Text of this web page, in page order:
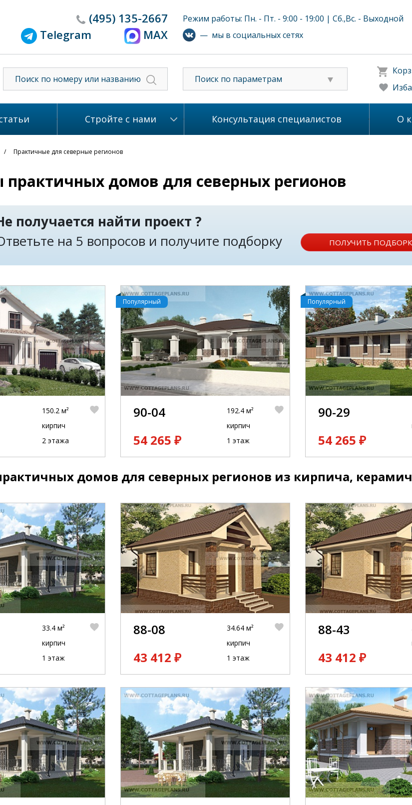
(495) 135-2667
Telegram
MAX
Режим работы: Пн. - Пт. - 9:00 - 19:00 | Сб.,Вс. - Выходной
— мы в социальных сетях
Поиск по параметрам
Стройте с нами Консультация специалистов О
Практичные для северные регионов
практичных домов для северных регионов
получается найти проект ?
на 5 вопросов и получите подборку
ПОЛУЧИТЬ
150.2 м²
кирпич
2 этажа
Популярный
90-04
54 265 ₽
192.4 м²
кирпич
1 этаж
Популярный
90-29
54 265 ₽
домов для северных регионов из кирпича,
33.4 м²
кирпич
1 этаж
88-08
43 412 ₽
34.64 м²
кирпич
1 этаж
88-43
43 412 ₽